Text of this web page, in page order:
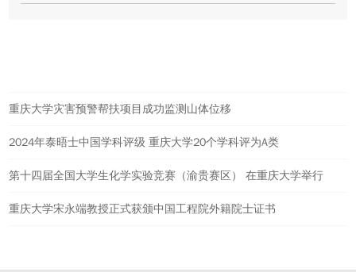
重庆大学灾害预警帮扶项目成功监测山体位移
2024年泰晤士中国学科评级 重庆大学20个学科评为A类
第十四届全国大学生化学实验竞赛（渝贵赛区） 在重庆大学举行
重庆大学宋永端教授正式获颁中国工程院外籍院士证书